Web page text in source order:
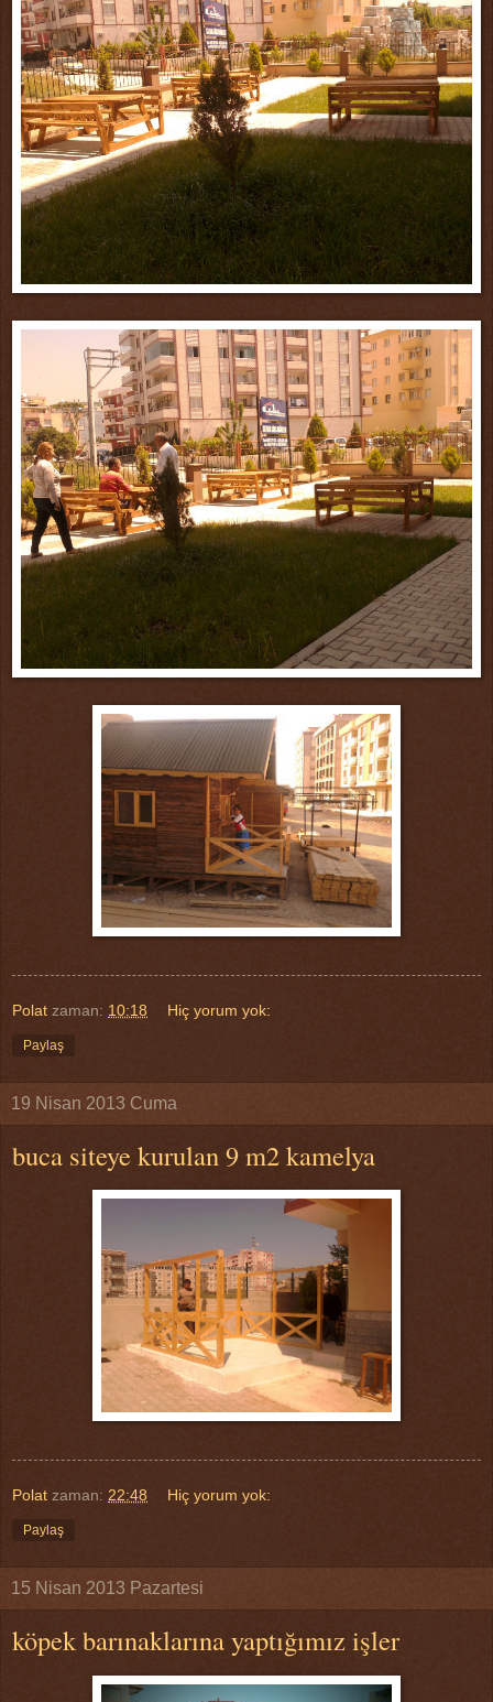
Polat zaman: 10:18 Hiç yorum yok:
Paylaş
19 Nisan 2013 Cuma
buca siteye kurulan 9 m2 kamelya
Polat zaman: 22:48 Hiç yorum yok:
Paylaş
15 Nisan 2013 Pazartesi
köpek barınaklarına yaptığımız işler